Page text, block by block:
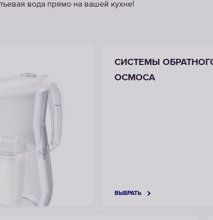
вода прямо на вашей кухне!
СИСТЕМЫ
ОСМОСА
ВЫБРАТЬ